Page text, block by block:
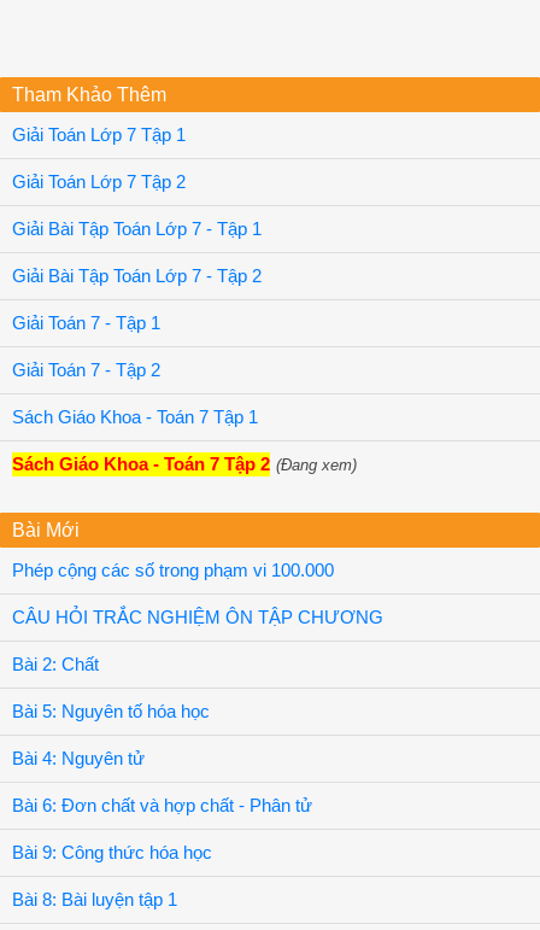
Tham Khảo Thêm
Giải Toán Lớp 7 Tập 1
Giải Toán Lớp 7 Tập 2
Giải Bài Tập Toán Lớp 7 - Tập 1
Giải Bài Tập Toán Lớp 7 - Tập 2
Giải Toán 7 - Tập 1
Giải Toán 7 - Tập 2
Sách Giáo Khoa - Toán 7 Tập 1
Sách Giáo Khoa - Toán 7 Tập 2 (Đang xem)
Bài Mới
Phép cộng các số trong phạm vi 100.000
CÂU HỎI TRẮC NGHIỆM ÔN TẬP CHƯƠNG
Bài 2: Chất
Bài 5: Nguyên tố hóa học
Bài 4: Nguyên tử
Bài 6: Đơn chất và hợp chất - Phân tử
Bài 9: Công thức hóa học
Bài 8: Bài luyện tập 1